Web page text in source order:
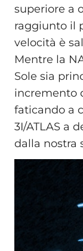
superiore a
raggiunto il
velocità è
Mentre la
Sole sia
incremento
faticando a
3I/ATLAS a
dalla nostra